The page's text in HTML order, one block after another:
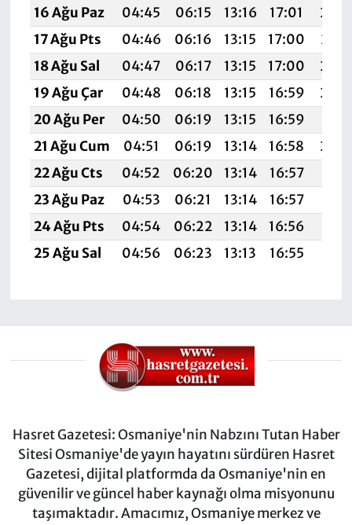
16 Ağu Paz
04:45 06:15 13:16 17:01
17 Ağu Pts
04:46 06:16 13:15 17:00
18 Ağu Sal
04:47 06:17 13:15 17:00
19 Ağu Çar
04:48 06:18 13:15 16:59
20 Ağu Per
04:50 06:19 13:15 16:59
21 Ağu Cum
04:51 06:19 13:14 16:58
22 Ağu Cts
04:52 06:20 13:14 16:57
23 Ağu Paz
04:53 06:21 13:14 16:57
24 Ağu Pts
04:54 06:22 13:14 16:56
25 Ağu Sal
04:56 06:23 13:13 16:55
Hasret Gazetesi: Osmaniye'nin Nabzını Tutan Haber
Sitesi Osmaniye'de yayın hayatını sürdüren Hasret
Gazetesi, dijital platformda da Osmaniye'nin en
güvenilir ve güncel haber kaynağı olma misyonunu
taşımaktadır. Amacımız, Osmaniye merkez ve